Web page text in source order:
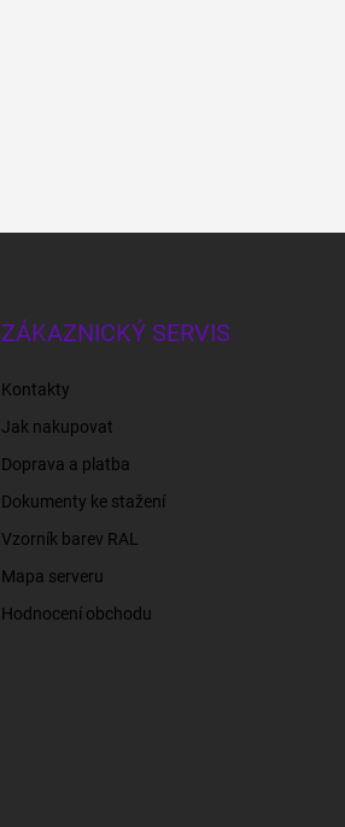
ZÁKAZNICKÝ SERVIS
Kontakty
Jak nakupovat
Doprava a platba
Dokumenty ke stažení
Vzorník barev RAL
Mapa serveru
Hodnocení obchodu